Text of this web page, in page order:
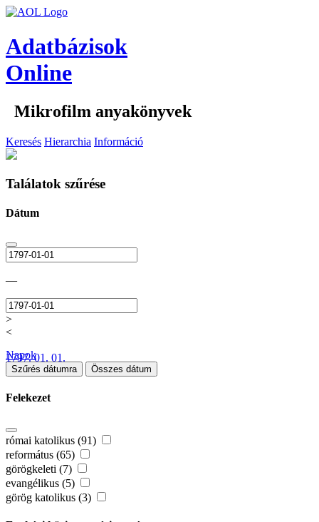
Adatbázisok
Online
Mikrofilm anyakönyvek
Keresés Hierarchia Információ
Találatok szűrése
Dátum
—
>
<
1797. 01. 01.
Napok
Szűrés dátumra Összes dátum
Felekezet
római katolikus (91)
református (65)
görögkeleti (7)
evangélikus (5)
görög katolikus (3)